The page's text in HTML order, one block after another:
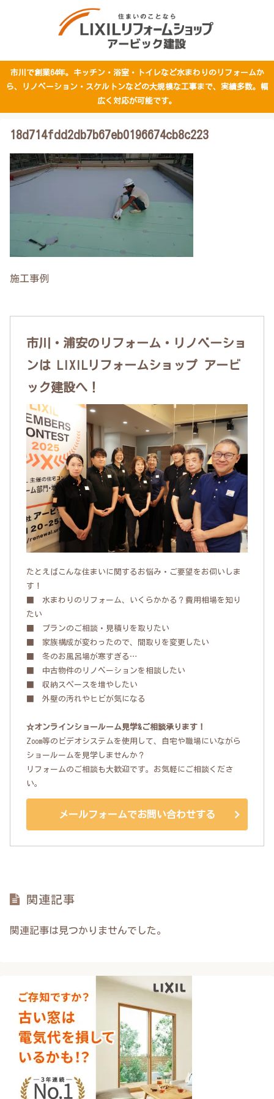
市川で創業64年。キッチン・浴室・トイレなど水まわりのリフォームか
ら、リノベーション・スケルトンなどの大規模な工事まで、実績多数。幅
広く対応が可能です。
18d714fdd2db7b67eb0196674cb8c223
施工事例
市川・浦安のリフォーム・リノベーショ
ンは LIXILリフォームショップ アービ
ック建設へ！
たとえばこんな住まいに関するお悩み・ご要望をお伺いしま
す！
■ 水まわりのリフォーム、いくらかかる？費用相場を知り
たい
■ プランのご相談・見積りを取りたい
■ 家族構成が変わったので、間取りを変更したい
■ 冬のお風呂場が寒すぎる…
■ 中古物件のリノベーションを相談したい
■ 収納スペースを増やしたい
■ 外壁の汚れやヒビが気になる
☆オンラインショールーム見学&ご相談承ります！
Zoom等のビデオシステムを使用して、自宅や職場にいながら
ショールームを見学しませんか？
リフォームのご相談も大歓迎です。お気軽にご相談くださ
い。
メールフォームでお問い合わせする
関連記事
関連記事は見つかりませんでした。